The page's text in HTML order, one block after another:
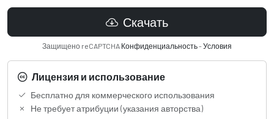
Скачать
Защищено reCAPTCHA Конфиденциальность-Условия
Лицензия и использование
Бесплатно для коммерческого использования
Не требует атрибуции (указания авторства)